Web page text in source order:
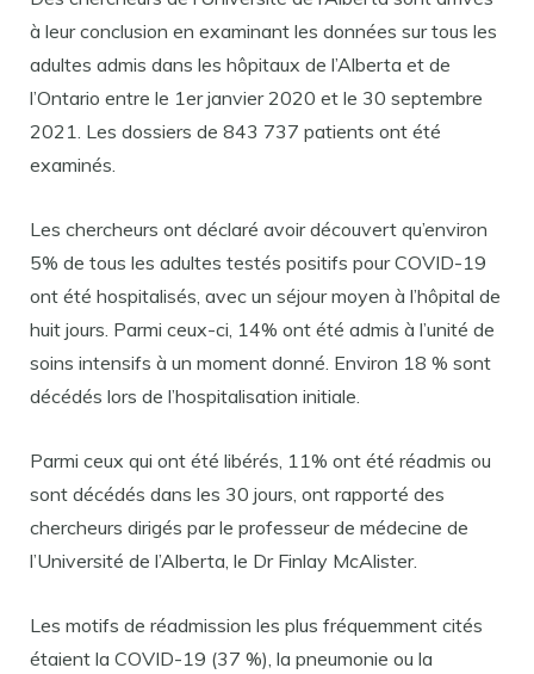
à leur conclusion en examinant les données sur tous les
adultes admis dans les hôpitaux de l’Alberta et de
l’Ontario entre le 1er janvier 2020 et le 30 septembre
2021. Les dossiers de 843 737 patients ont été
examinés.
Les chercheurs ont déclaré avoir découvert qu’environ
5% de tous les adultes testés positifs pour COVID-19
ont été hospitalisés, avec un séjour moyen à l’hôpital de
huit jours. Parmi ceux-ci, 14% ont été admis à l’unité de
soins intensifs à un moment donné. Environ 18 % sont
décédés lors de l’hospitalisation initiale.
Parmi ceux qui ont été libérés, 11% ont été réadmis ou
sont décédés dans les 30 jours, ont rapporté des
chercheurs dirigés par le professeur de médecine de
l’Université de l’Alberta, le Dr Finlay McAlister.
Les motifs de réadmission les plus fréquemment cités
étaient la COVID-19 (37 %), la pneumonie ou la